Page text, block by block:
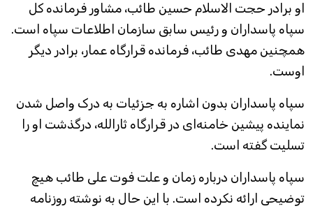
او برادر حجت الاسلام حسین طائب، مشاور فرمانده کل
سپاه پاسداران و رئیس سابق سازمان اطلاعات سپاه است.
همچنین مهدی طائب، فرمانده قرارگاه عمار، برادر دیگر
اوست.
سپاه پاسداران بدون اشاره به جزئیات به درک واصل شدن
نماینده پیشین خامنه‌ای در قرارگاه ثارالله، درگذشت او را
تسلیت گفته است.
سپاه پاسداران درباره زمان و علت فوت علی طائب هیچ
توضیحی ارائه نکرده است. با این حال به نوشته روزنامه